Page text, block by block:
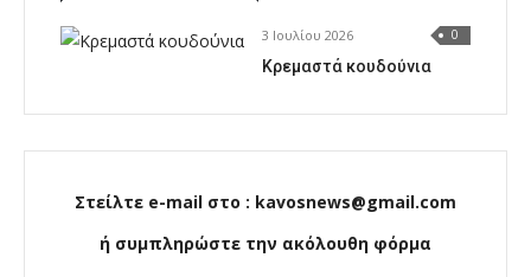
3 Ιουλίου 2026 0
Κρεμαστά κουδούνια
Στείλτε e-mail στο : kavosnews@gmail.com
ή συμπληρώστε την ακόλουθη φόρμα